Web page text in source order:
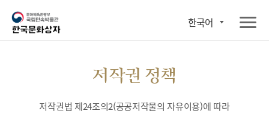
한국어
저작권 정책
저작권법 제24조의2(공공저작물의 자유이용)에 따라